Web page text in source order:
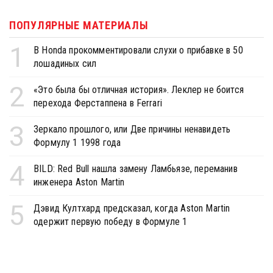
ПОПУЛЯРНЫЕ МАТЕРИАЛЫ
1
В Honda прокомментировали слухи о прибавке в 50
лошадиных сил
2
«Это была бы отличная история». Леклер не боится
перехода Ферстаппена в Ferrari
3
Зеркало прошлого, или Две причины ненавидеть
Формулу 1 1998 года
4
BILD: Red Bull нашла замену Ламбьязе, переманив
инженера Aston Martin
5
Дэвид Култхард предсказал, когда Aston Martin
одержит первую победу в Формуле 1